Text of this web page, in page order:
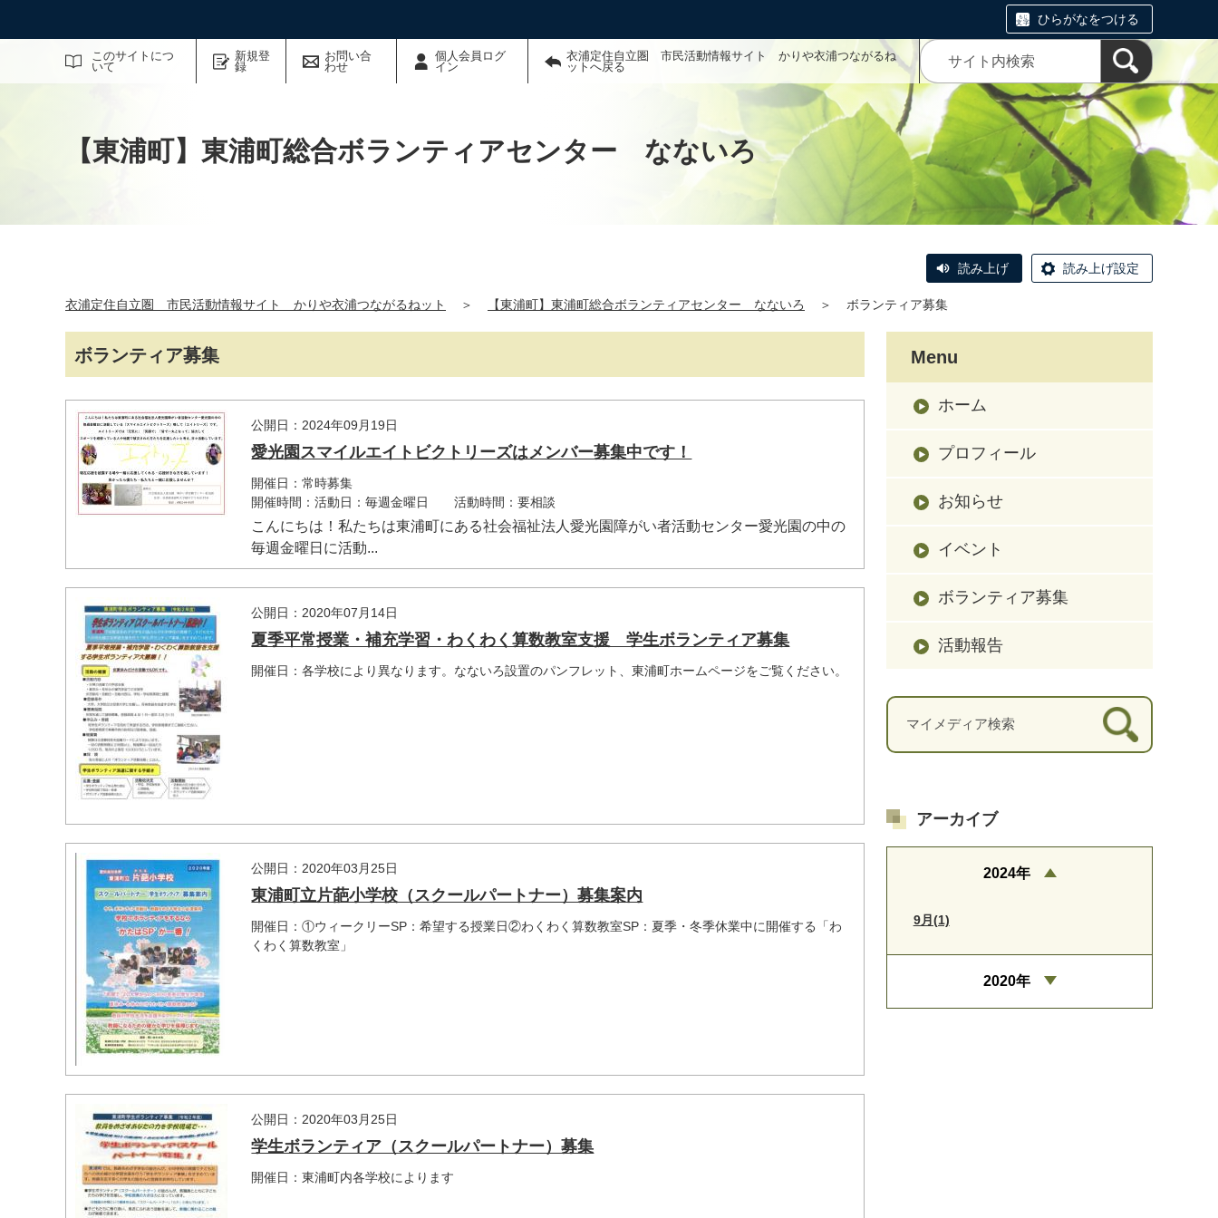
ひらがなをつける
このサイトにつ
いて
新規登
録
お問い合
わせ
個人会員ログ
イン
衣浦定住自立圏 市民活動情報サイト かりや衣浦つながるね
ットへ戻る
サイト内検索
【東浦町】東浦町総合ボランティアセンター なないろ
読み上げ 読み上げ設定
衣浦定住自立圏 市民活動情報サイト かりや衣浦つながるねット ＞ 【東浦町】東浦町総合ボランティアセンター なないろ ＞ ボランティア募集
ボランティア募集
公開日：2024年09月19日
愛光園スマイルエイトビクトリーズはメンバー募集中です！
開催日：常時募集
開催時間：活動日：毎週金曜日 活動時間：要相談
こんにちは！私たちは東浦町にある社会福祉法人愛光園障がい者活動センター愛光園の中の
毎週金曜日に活動...
公開日：2020年07月14日
夏季平常授業・補充学習・わくわく算数教室支援 学生ボランティア募集
開催日：各学校により異なります。なないろ設置のパンフレット、東浦町ホームページをご覧ください。
公開日：2020年03月25日
東浦町立片葩小学校（スクールパートナー）募集案内
開催日：①ウィークリーSP：希望する授業日②わくわく算数教室SP：夏季・冬季休業中に開催する「わ
くわく算数教室」
公開日：2020年03月25日
学生ボランティア（スクールパートナー）募集
開催日：東浦町内各学校によります
Menu
ホーム
プロフィール
お知らせ
イベント
ボランティア募集
活動報告
マイメディア検索
アーカイブ
2024年
9月(1)
2020年